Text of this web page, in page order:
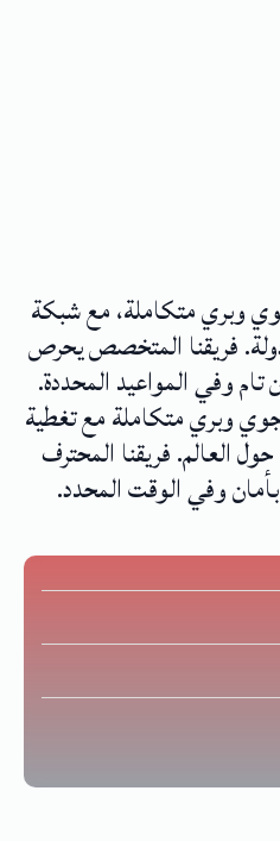
وبري متكاملة، مع شبكة
تمتد لأكثر من 50 دولة. فريقنا المتخصص يحرص
وفي المواعيد المحددة.
وبري متكاملة مع تغطية
من 50 دولة حول العالم. فريقنا المحترف
وفي الوقت المحدد.